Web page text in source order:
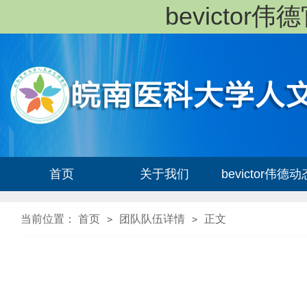
bevictor伟
首页 关于我们 bevictor伟德动
当前位置： 首页 > 团队队伍详情 > 正文